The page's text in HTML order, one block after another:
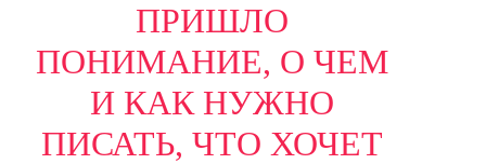
ПРИШЛО
ПОНИМАНИЕ, О ЧЕМ
И КАК НУЖНО
ПИСАТЬ, ЧТО ХОЧЕТ